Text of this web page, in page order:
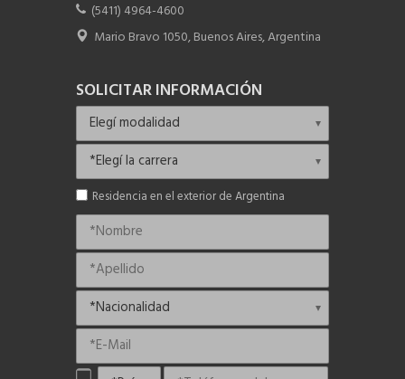
(5411) 4964-4600
Mario Bravo 1050, Buenos Aires, Argentina
SOLICITAR INFORMACIÓN
Residencia en el exterior de Argentina